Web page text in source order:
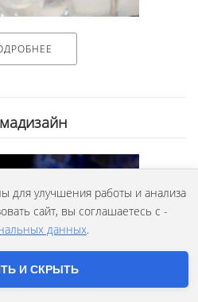
о новых трендах, редких
историях
на нашЯндекс Дзен
, илиTelegram!
для улучшения работы и анализа
сайт, вы соглашаетесь с -
данных.
И СКРЫТЬ